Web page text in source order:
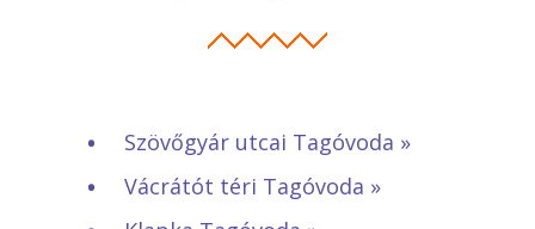
Szövőgyár utcai Tagóvoda »
Vácrátót téri Tagóvoda »